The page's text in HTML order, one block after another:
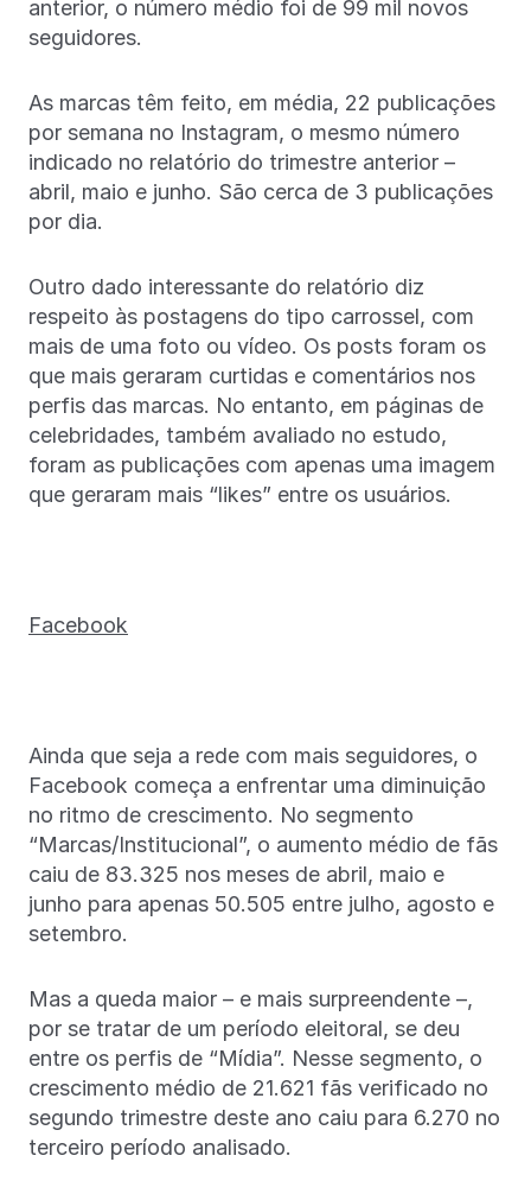
anterior, o número médio foi de 99 mil novos
seguidores.
As marcas têm feito, em média, 22 publicações
por semana no Instagram, o mesmo número
indicado no relatório do trimestre anterior –
abril, maio e junho. São cerca de 3 publicações
por dia.
Outro dado interessante do relatório diz
respeito às postagens do tipo carrossel, com
mais de uma foto ou vídeo. Os posts foram os
que mais geraram curtidas e comentários nos
perfis das marcas. No entanto, em páginas de
celebridades, também avaliado no estudo,
foram as publicações com apenas uma imagem
que geraram mais “likes” entre os usuários.
Facebook
Ainda que seja a rede com mais seguidores, o
Facebook começa a enfrentar uma diminuição
no ritmo de crescimento. No segmento
“Marcas/Institucional”, o aumento médio de fãs
caiu de 83.325 nos meses de abril, maio e
junho para apenas 50.505 entre julho, agosto e
setembro.
Mas a queda maior – e mais surpreendente –,
por se tratar de um período eleitoral, se deu
entre os perfis de “Mídia”. Nesse segmento, o
crescimento médio de 21.621 fãs verificado no
segundo trimestre deste ano caiu para 6.270 no
terceiro período analisado.